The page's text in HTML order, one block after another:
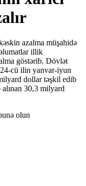
azalma müşahidə
illik
göstərib. Dövlət
cü ilin yanvar-iyun
dollar təşkil edib
30,3 milyard
olun